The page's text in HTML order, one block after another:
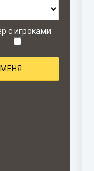
с игроками